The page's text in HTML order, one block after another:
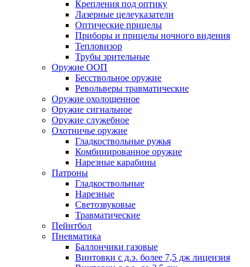
Крепления под оптику
Лазерные целеуказатели
Оптические прицелы
Приборы и прицелы ночного видения
Тепловизор
Трубы зрительные
Оружие ООП
Бесствольное оружие
Револьверы травматические
Оружие охолощенное
Оружие сигнальное
Оружие служебное
Охотничье оружие
Гладкоствольные ружья
Комбинированное оружие
Нарезные карабины
Патроны
Гладкоствольные
Нарезные
Светозвуковые
Травматические
Пейнтбол
Пневматика
Баллончики газовые
Винтовки с д.э. более 7,5 дж лицензия